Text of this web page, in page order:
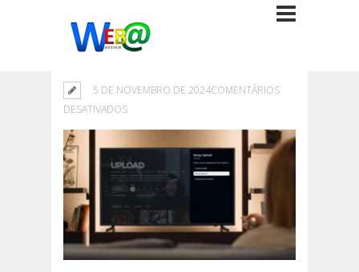
5 DE NOVEMBRO DE 2024COMENTÁRIOS
DESATIVADOSEM